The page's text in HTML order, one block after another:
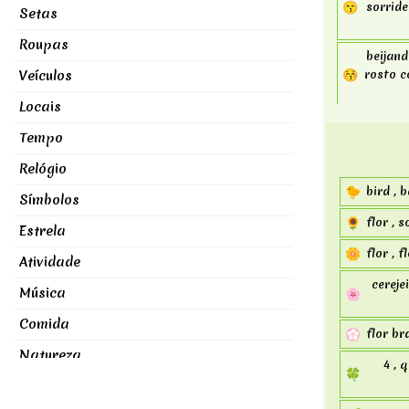
Setas
Roupas
Veículos
Locais
Tempo
Relógio
Símbolos
Estrela
Atividade
Música
Comida
Natureza
😙
😚 rosto
😽
cara
💏
👩‍❤️‍💋‍👩 mulher
🐤 bird ,
🌻 flor ,
🌼 flor ,
🌸
💮 flor
🍀
4 ,